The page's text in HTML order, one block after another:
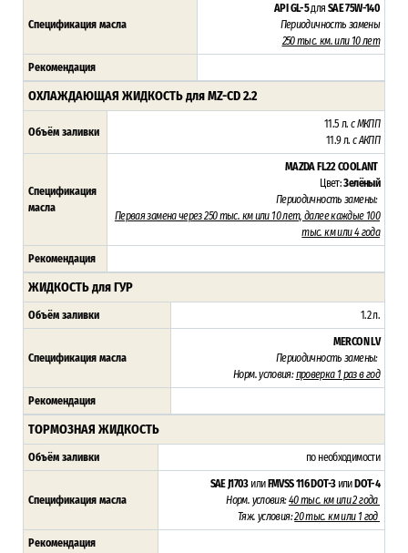
Спецификация масла
API GL-5для SAE 75W-140
Периодичность замены
250 тыс. км. или 10 лет
Рекомендация
ОХЛАЖДАЮЩАЯ ЖИДКОСТЬдля MZ-CD 2.2
Объём заливки
11.5 л. с МКПП
11.9 л. с АКПП
Спецификация
масла
MAZDA FL22 COOLANT
Цвет:Зелёный
Периодичность замены:
Первая замена через 250 тыс. км или 10 лет, далее каждые 100
тыс. км или 4 года
Рекомендация
ЖИДКОСТЬ для ГУР
Объём заливки 1.2 л.
Спецификация масла
MERCON LV
Периодичность замены:
Норм. условия:проверка 1 раз в год
Рекомендация
ТОРМОЗНАЯ ЖИДКОСТЬ
Объём заливки по необходимости
Спецификация масла
SAE J1703или FMVSS 116 DOT-3 или DOT-4
Норм. условия:40 тыс. км или 2 года
Тяж. условия:20 тыс. км или 1 год
Рекомендация